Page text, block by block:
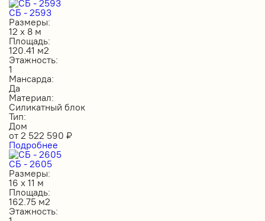
СБ - 2593
Размеры:
12 х 8 м
Площадь:
120.41 м2
Этажность:
1
Мансарда:
Да
Материал:
Силикатный блок
Тип:
Дом
от 2 522 590 ₽
Подробнее
СБ - 2605
Размеры:
16 х 11 м
Площадь:
162.75 м2
Этажность: